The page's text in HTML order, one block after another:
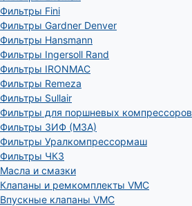
Фильтры Fini
Фильтры Gardner Denver
Фильтры Hansmann
Фильтры Ingersoll Rand
Фильтры IRONMAC
Фильтры Remeza
Фильтры Sullair
Фильтры для поршневых компрессоров
Фильтры ЗИФ (МЗА)
Фильтры Уралкомпрессормаш
Фильтры ЧКЗ
Масла и смазки
Клапаны и ремкомплекты VMC
Впускные клапаны VMC